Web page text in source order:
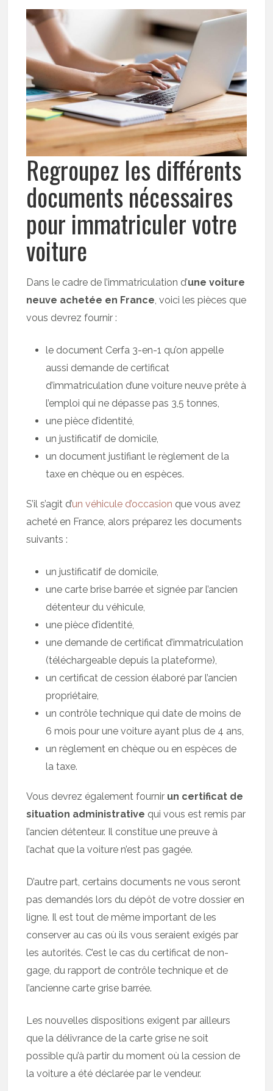
Regroupez les différents
documents nécessaires
pour immatriculer votre
voiture
Dans le cadre de l’immatriculation d’une voiture
neuve achetée en France, voici les pièces que
vous devrez fournir :
le document Cerfa 3-en-1 qu’on appelle
aussi demande de certificat
d’immatriculation d’une voiture neuve prête à
l’emploi qui ne dépasse pas 3,5 tonnes,
une pièce d’identité,
un justificatif de domicile,
un document justifiant le règlement de la
taxe en chèque ou en espèces.
S’il s’agit d’un véhicule d’occasion que vous avez
acheté en France, alors préparez les documents
suivants :
un justificatif de domicile,
une carte brise barrée et signée par l’ancien
détenteur du véhicule,
une pièce d’identité,
une demande de certificat d’immatriculation
(téléchargeable depuis la plateforme),
un certificat de cession élaboré par l’ancien
propriétaire,
un contrôle technique qui date de moins de
6 mois pour une voiture ayant plus de 4 ans,
un règlement en chèque ou en espèces de
la taxe.
Vous devrez également fournir un certificat de
situation administrative qui vous est remis par
l’ancien détenteur. Il constitue une preuve à
l’achat que la voiture n’est pas gagée.
D’autre part, certains documents ne vous seront
pas demandés lors du dépôt de votre dossier en
ligne. Il est tout de même important de les
conserver au cas où ils vous seraient exigés par
les autorités. C’est le cas du certificat de non-
gage, du rapport de contrôle technique et de
l’ancienne carte grise barrée.
Les nouvelles dispositions exigent par ailleurs
que la délivrance de la carte grise ne soit
possible qu’à partir du moment où la cession de
la voiture a été déclarée par le vendeur.